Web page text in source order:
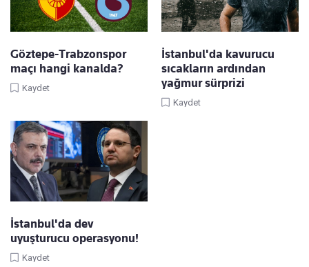
Göztepe-Trabzonspor
maçı hangi kanalda?
Kaydet
İstanbul'da kavurucu
sıcakların ardından
yağmur sürprizi
Kaydet
İstanbul'da dev
uyuşturucu operasyonu!
Kaydet